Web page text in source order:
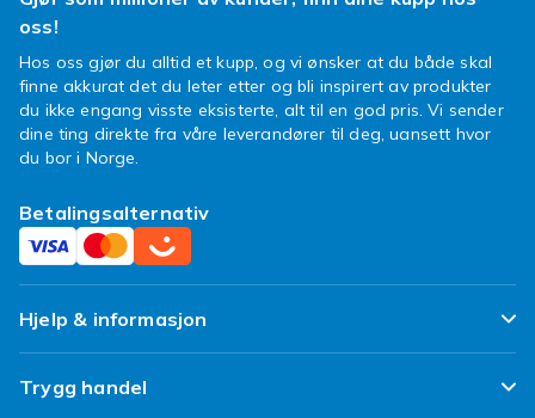
oss!
Hos oss gjør du alltid et kupp, og vi ønsker at du både skal
finne akkurat det du leter etter og bli inspirert av produkter
du ikke engang visste eksisterte, alt til en god pris. Vi sender
dine ting direkte fra våre leverandører til deg, uansett hvor
du bor i Norge.
Betalingsalternativ
Hjelp & informasjon
Ofte stilte spørsmål
Trygg handel